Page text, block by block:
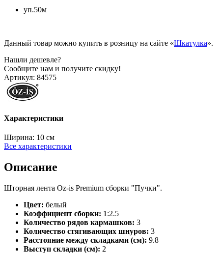
уп.50м
Данный товар можно купить в розницу на сайте «Шкатулка».
Нашли дешевле?
Сообщите нам и получите скидку!
Артикул: 84575
Характеристики
Ширина: 10 см
Все характеристики
Описание
Шторная лента Oz-is Premium сборки "Пучки".
Цвет: белый
Коэффициент сборки: 1:2.5
Количество рядов кармашков: 3
Количество стягивающих шнуров: 3
Расстояние между складками (см): 9.8
Выступ складки (см): 2